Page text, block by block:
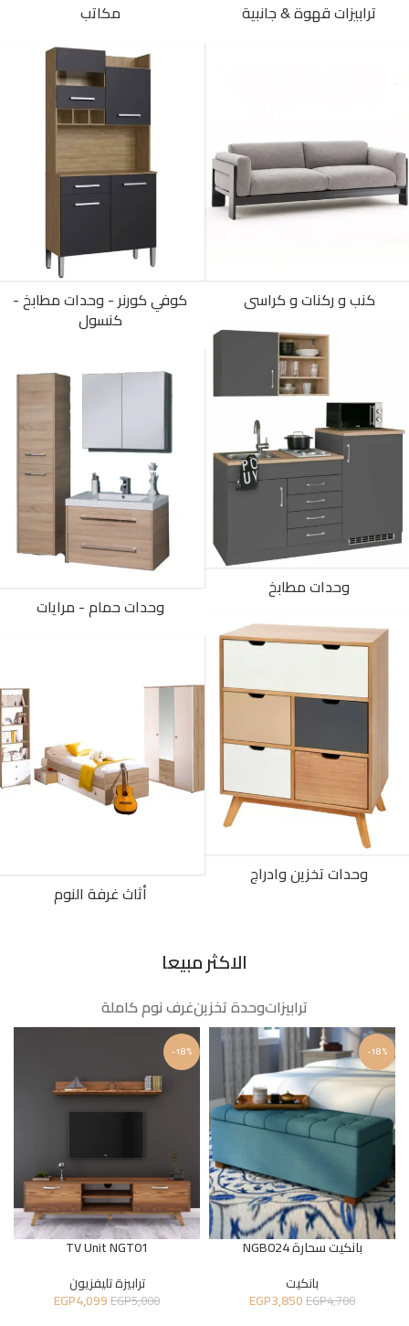
ترابيزات قهوة & جانبية مكاتب
كنب و ركنات و كراسى كوفي كورنر - وحدات مطابخ -
كنسول
وحدات مطابخ
وحدات حمام - مرايات
وحدات تخزين وادراج
أثاث غرفة النوم
الاكثر مبيعا
ترابيزاتوحدة تخزينغرف نوم كاملة
-18%
بانكيت سحارة NGB024
بانكيت
EGP4,700
EGP3,850
-18%
TV Unit NGT01
ترابيزة تليفزيون
EGP5,000
EGP4,099